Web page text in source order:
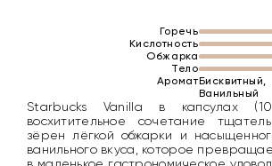
Горечь
Кислотность
Обжарка
Тело
АроматБисквитный,
Ванильный
Starbucks Vanilla в капсулах
восхитительное сочетание
зёрен лёгкой обжарки и
ванильного вкуса, которое